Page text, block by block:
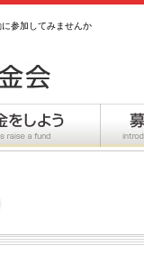
参加してみませんか